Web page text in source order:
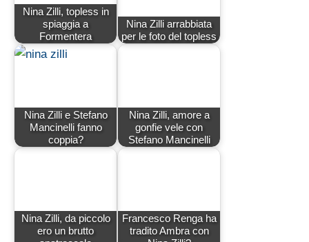
Nina Zilli, topless in
spiaggia a
Formentera
Nina Zilli arrabbiata
per le foto del topless
Nina Zilli e Stefano
Mancinelli fanno
coppia?
Nina Zilli, amore a
gonfie vele con
Stefano Mancinelli
Nina Zilli, da piccolo
ero un brutto
Francesco Renga ha
tradito Ambra con